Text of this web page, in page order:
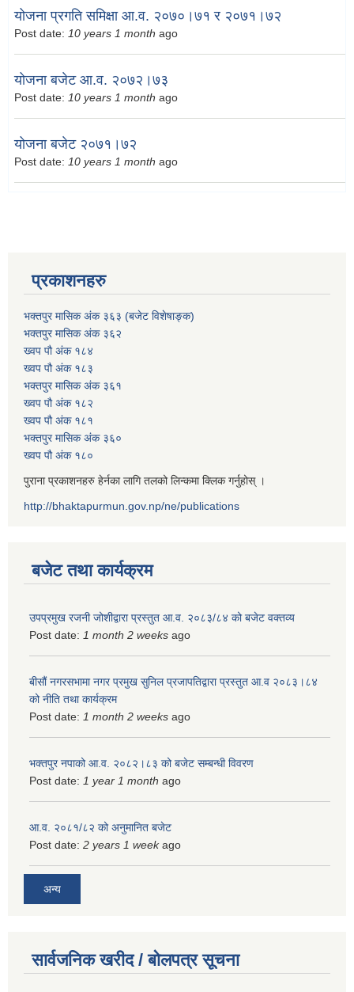
योजना प्रगति समिक्षा आ.व. २०७०।७१ र २०७१।७२
Post date: 10 years 1 month ago
योजना बजेट आ.व. २०७२।७३
Post date: 10 years 1 month ago
योजना बजेट २०७१।७२
Post date: 10 years 1 month ago
प्रकाशनहरु
भक्तपुर मासिक अंक ३६३ (बजेट विशेषाङ्क)
भक्तपुर मासिक अंक ३६२
ख्वप पौ अंक १८४
ख्वप पौ अंक १८३
भक्तपुर मासिक अंक ३६१
ख्वप पौ अंक १८२
ख्वप पौ अंक १८१
भक्तपुर मासिक अंक ३६०
ख्वप पौ अंक १८०
पुराना प्रकाशनहरु हेर्नका लागि तलको लिन्कमा क्लिक गर्नुहोस् ।
http://bhaktapurmun.gov.np/ne/publications
बजेट तथा कार्यक्रम
उपप्रमुख रजनी जोशीद्वारा प्रस्तुत आ.व. २०८३/८४ को बजेट वक्तव्य
Post date: 1 month 2 weeks ago
बीसौं नगरसभामा नगर प्रमुख सुनिल प्रजापतिद्वारा प्रस्तुत आ.व‍ २०८३।८४
को नीति तथा कार्यक्रम
Post date: 1 month 2 weeks ago
भक्तपुर नपाको आ.व. २०८२।८३ को बजेट सम्बन्धी विवरण
Post date: 1 year 1 month ago
आ.व. २०८१/८२ को अनुमानित बजेट
Post date: 2 years 1 weekago
अन्य
सार्वजनिक खरीद / बोलपत्र सूचना